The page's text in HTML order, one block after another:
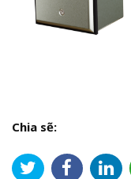
Chia sẽ: